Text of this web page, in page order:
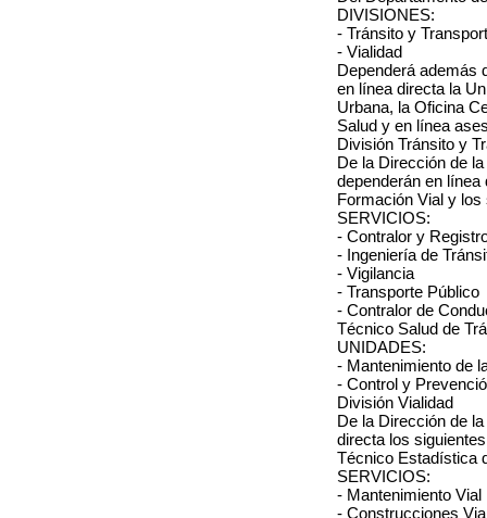
DIVISIONES:
- Tránsito y
- Vialidad
Dependerá además
en línea directa la
Urbana, la Oficina
Salud y en línea
División Tránsito y
De la Dirección de
dependerán en
Formación Vial y los
SERVICIOS:
- Contralor y
- Ingeniería de
- Vigilancia
- Transporte Público
- Contralor de
Técnico Salud de
UNIDADES:
- Mantenimiento de
- Control y
División Vialidad
De la Dirección de
directa los
Técnico Estadística
SERVICIOS:
- Mantenimiento Vial
- Construcciones